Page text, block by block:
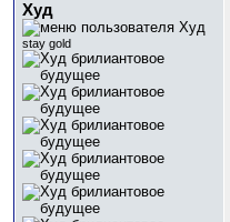
Худ
stay gold